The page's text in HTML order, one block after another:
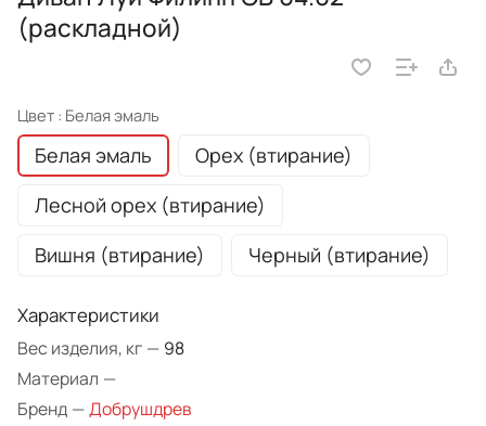
(раскладной)
Цвет : Белая эмаль
Белая эмаль
Орех (втирание)
Лесной орех (втирание)
Вишня (втирание)
Черный (втирание)
Характеристики
Вес изделия, кг — 98
Материал —
Бренд —Добрушдрев